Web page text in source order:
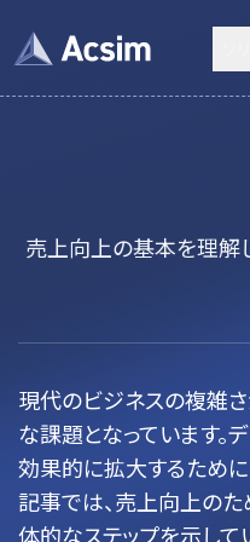
売上向上の基本を理解
現代のビジネスの複雑
な課題となっています
効果的に拡大するため
記事では、売上向上の
体的なステップを示して